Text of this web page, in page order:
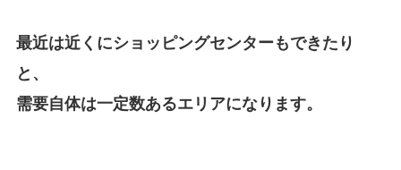
最近は近くにショッピングセンターもできたり
と、
需要自体は一定数あるエリアになります。